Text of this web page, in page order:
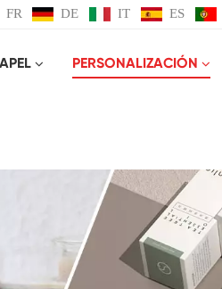
FR DE IT ES
PERSONALIZACIÓN